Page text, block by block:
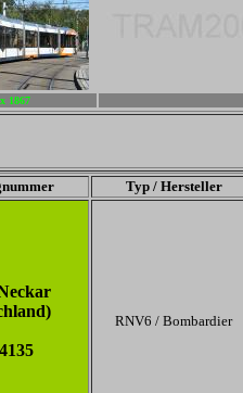
1867
Typ / Hersteller
RNV6 / Bombardier